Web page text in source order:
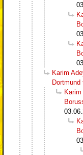
Karim